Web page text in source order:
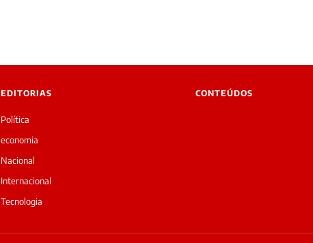
EDITORIAS
Política
economia
Nacional
Internacional
Tecnologia
CONTEÚDOS